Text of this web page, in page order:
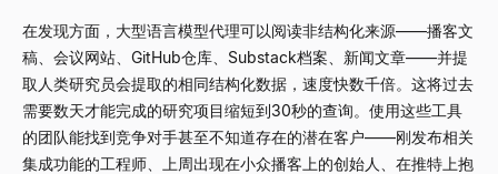
在发现方面，大型语言模型代理可以阅读非结构化来源——播客文
稿、会议网站、GitHub仓库、Substack档案、新闻文章——并提
取人类研究员会提取的相同结构化数据，速度快数千倍。这将过去
需要数天才能完成的研究项目缩短到30秒的查询。使用这些工具
的团队能找到竞争对手甚至不知道存在的潜在客户——刚发布相关
集成功能的工程师、上周出现在小众播客上的创始人、在推特上抱